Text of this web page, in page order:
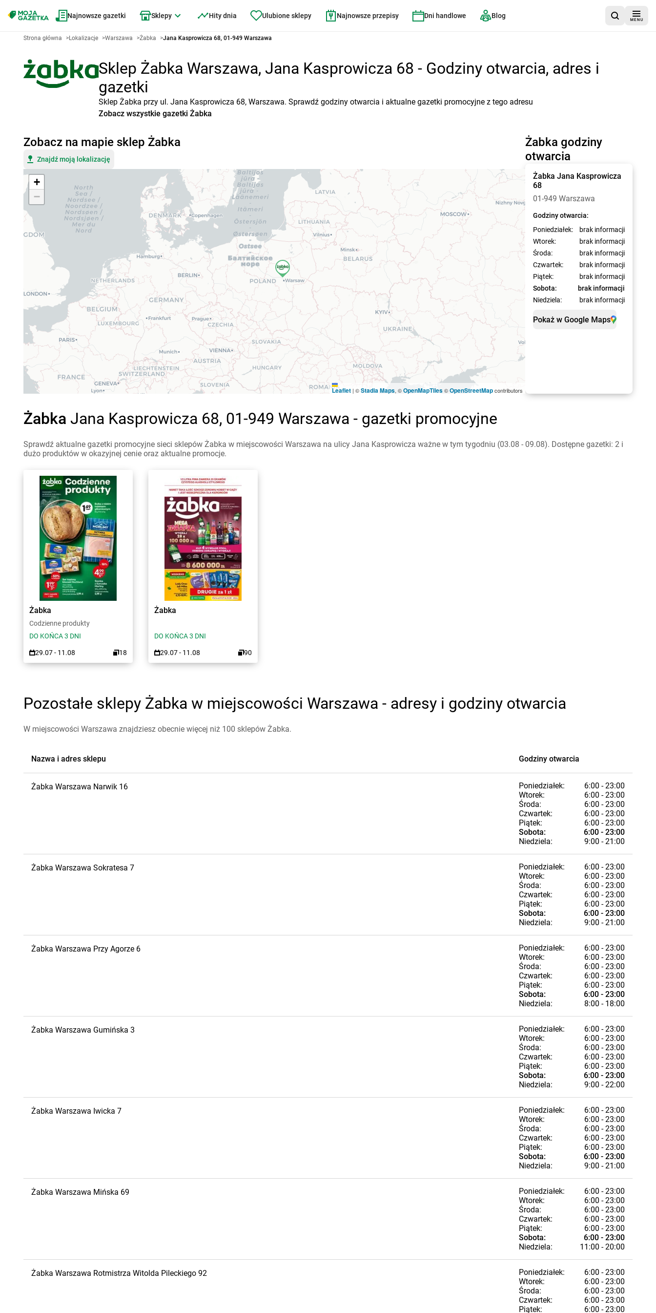
Najnowsze gazetki Sklepy Hity dnia Ulubione sklepy Najnowsze przepisy Dni handlowe Blog
MENU
Strona główna >Lokalizacje >Warszawa >Żabka >Jana Kasprowicza 68, 01-949 Warszawa
Sklep Żabka Warszawa, Jana Kasprowicza 68 - Godziny otwarcia, adres i
gazetki
Sklep Żabka przy ul. Jana Kasprowicza 68, Warszawa. Sprawdź godziny otwarcia i aktualne gazetki promocyjne z tego adresu
Zobacz wszystkie gazetki Żabka
Żabka godziny
otwarcia
Żabka Jana Kasprowicza
68
01-949 Warszawa
Godziny otwarcia:
Poniedziałek:
brak informacji
Wtorek:
brak informacji
Środa:
brak informacji
Czwartek:
brak informacji
Piątek:
brak informacji
Sobota:
brak informacji
Niedziela:
brak informacji
Pokaż w Google Maps
Zobacz na mapie sklep Żabka
Znajdź moją lokalizację
+
−
Leaflet | ©Stadia Maps, ©OpenMapTiles©OpenStreetMapcontributors
Żabka Jana Kasprowicza 68, 01-949 Warszawa - gazetki promocyjne
Sprawdź aktualne gazetki promocyjne sieci sklepów Żabka w miejscowości Warszawa na ulicy Jana Kasprowicza ważne w tym tygodniu (03.08 - 09.08). Dostępne gazetki: 2 i
dużo produktów w okazyjnej cenie oraz aktualne promocje.
Żabka
Codzienne produkty
DO KOŃCA 3 DNI
29.07 - 11.08 18
Żabka
DO KOŃCA 3 DNI
29.07 - 11.08 90
Pozostałe sklepy Żabka w miejscowości Warszawa - adresy i godziny otwarcia
W miejscowości Warszawa znajdziesz obecnie więcej niż 100 sklepów Żabka.
Nazwa i adres sklepu Godziny otwarcia
Żabka Warszawa Narwik 16 Poniedziałek:
6:00 - 23:00
Wtorek:
6:00 - 23:00
Środa:
6:00 - 23:00
Czwartek:
6:00 - 23:00
Piątek:
6:00 - 23:00
Sobota:
6:00 - 23:00
Niedziela:
9:00 - 21:00
Żabka Warszawa Sokratesa 7 Poniedziałek:
6:00 - 23:00
Wtorek:
6:00 - 23:00
Środa:
6:00 - 23:00
Czwartek:
6:00 - 23:00
Piątek:
6:00 - 23:00
Sobota:
6:00 - 23:00
Niedziela:
9:00 - 21:00
Żabka Warszawa Przy Agorze 6 Poniedziałek:
6:00 - 23:00
Wtorek:
6:00 - 23:00
Środa:
6:00 - 23:00
Czwartek:
6:00 - 23:00
Piątek:
6:00 - 23:00
Sobota:
6:00 - 23:00
Niedziela:
8:00 - 18:00
Żabka Warszawa Gumińska 3 Poniedziałek:
6:00 - 23:00
Wtorek:
6:00 - 23:00
Środa:
6:00 - 23:00
Czwartek:
6:00 - 23:00
Piątek:
6:00 - 23:00
Sobota:
6:00 - 23:00
Niedziela:
9:00 - 22:00
Żabka Warszawa Iwicka 7 Poniedziałek:
6:00 - 23:00
Wtorek:
6:00 - 23:00
Środa:
6:00 - 23:00
Czwartek:
6:00 - 23:00
Piątek:
6:00 - 23:00
Sobota:
6:00 - 23:00
Niedziela:
9:00 - 21:00
Żabka Warszawa Mińska 69 Poniedziałek:
6:00 - 23:00
Wtorek:
6:00 - 23:00
Środa:
6:00 - 23:00
Czwartek:
6:00 - 23:00
Piątek:
6:00 - 23:00
Sobota:
6:00 - 23:00
Niedziela:
11:00 - 20:00
Żabka Warszawa Rotmistrza Witolda Pileckiego 92 Poniedziałek:
6:00 - 23:00
Wtorek:
6:00 - 23:00
Środa:
6:00 - 23:00
Czwartek:
6:00 - 23:00
Piątek:
6:00 - 23:00